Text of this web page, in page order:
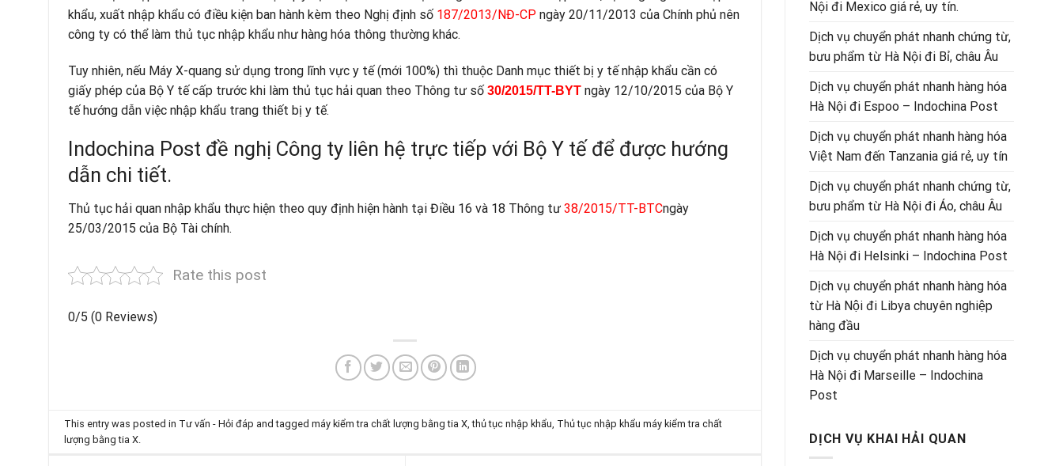
khẩu, xuất nhập khẩu có điều kiện ban hành kèm theo Nghị định số 187/2013/NĐ-CP ngày 20/11/2013 của Chính phủ nên
công ty có thể làm thủ tục nhập khẩu như hàng hóa thông thường khác.
Tuy nhiên, nếu Máy X-quang sử dụng trong lĩnh vực y tế (mới 100%) thì thuộc Danh mục thiết bị y tế nhập khẩu cần có
giấy phép của Bộ Y tế cấp trước khi làm thủ tục hải quan theo Thông tư số 30/2015/TT-BYT ngày 12/10/2015 của Bộ Y
tế hướng dẫn việc nhập khẩu trang thiết bị y tế.
Indochina Post đề nghị Công ty liên hệ trực tiếp với Bộ Y tế để được hướng
dẫn chi tiết.
Thủ tục hải quan nhập khẩu thực hiện theo quy định hiện hành tại Điều 16 và 18 Thông tư 38/2015/TT-BTCngày
25/03/2015 của Bộ Tài chính.
Rate this post
0/5 (0 Reviews)
This entry was posted in Tư vấn - Hỏi đáp and taggedmáy kiểm tra chất lượng bằng tia X ,thủ tục nhập khẩu Thủ tục nhập khẩu máy kiểm tra chất
lượng bằng tia X
Nội đi Mexico giá rẻ, uy tín.
Dịch vụ chuyển phát nhanh chứng từ,
bưu phẩm từ Hà Nội đi Bỉ, châu Âu
Dịch vụ chuyển phát nhanh hàng hóa
Hà Nội đi Espoo – Indochina Post
Dịch vụ chuyển phát nhanh hàng hóa
Việt Nam đến Tanzania giá rẻ, uy tín
Dịch vụ chuyển phát nhanh chứng từ,
bưu phẩm từ Hà Nội đi Áo, châu Âu
Dịch vụ chuyển phát nhanh hàng hóa
Hà Nội đi Helsinki – Indochina Post
Dịch vụ chuyển phát nhanh hàng hóa
từ Hà Nội đi Libya chuyên nghiệp
hàng đầu
Dịch vụ chuyển phát nhanh hàng hóa
Hà Nội đi Marseille – Indochina
Post
DỊCH VỤ KHAI HẢI QUAN